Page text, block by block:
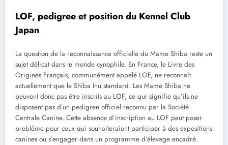
LOF, pedigree et position du Kennel Club
Japan
La question de la reconnaissance officielle du Mame Shiba reste un
sujet délicat dans le monde cynophile. En France, le Livre des
Origines Français, communément appelé LOF, ne reconnaît
actuellement que le Shiba Inu standard. Les Mame Shiba ne
peuvent donc pas être inscrits au LOF, ce qui signifie qu’ils ne
disposent pas d’un pedigree officiel reconnu par la Société
Centrale Canine. Cette absence d’inscription au LOF peut poser
problème pour ceux qui souhaiteraient participer à des expositions
canines ou s’engager dans un programme d’élevage encadré.